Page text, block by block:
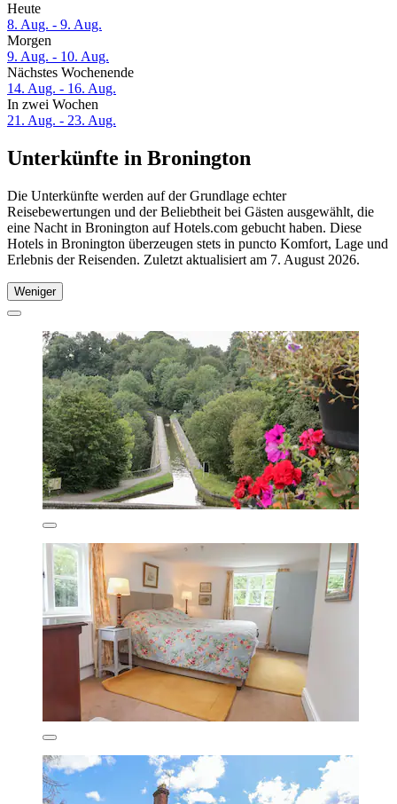
Heute
8. Aug. - 9. Aug.
Morgen
9. Aug. - 10. Aug.
Nächstes Wochenende
14. Aug. - 16. Aug.
In zwei Wochen
21. Aug. - 23. Aug.
Unterkünfte in Bronington
Die Unterkünfte werden auf der Grundlage echter
Reisebewertungen und der Beliebtheit bei Gästen ausgewählt, die
eine Nacht in Bronington auf Hotels.com gebucht haben. Diese
Hotels in Bronington überzeugen stets in puncto Komfort, Lage und
Erlebnis der Reisenden. Zuletzt aktualisiert am 7. August 2026.
Weniger